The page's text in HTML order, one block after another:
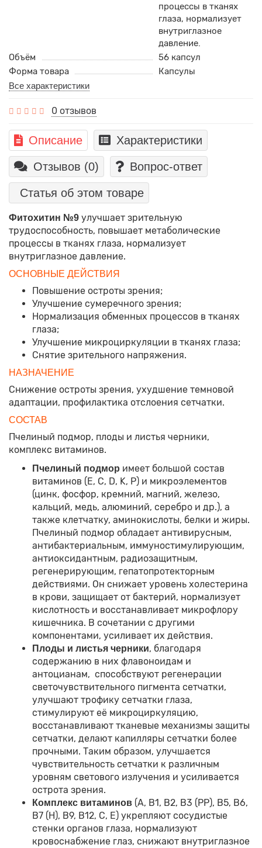
процессы в тканях
глаза, нормализует
внутриглазное
давление.
Объём
56 капсул
Форма товара
Капсулы
Все характеристики
0 отзывов
Описание Характеристики
Отзывов (0) Вопрос-ответ
Статья об этом товаре
Фитохитин №9 улучшает зрительную
трудоспособность, повышает метаболические
процессы в тканях глаза, нормализует
внутриглазное давление.
ОСНОВНЫЕ ДЕЙСТВИЯ
Повышение остроты зрения;
Улучшение сумеречного зрения;
Нормализация обменных процессов в тканях
глаза;
Улучшение микроциркуляции в тканях глаза;
Снятие зрительного напряжения.
НАЗНАЧЕНИЕ
Снижение остроты зрения, ухудшение темновой
адаптации, профилактика отслоения сетчатки.
СОСТАВ
Пчелиный подмор, плоды и листья черники,
комплекс витаминов.
Пчелиный подмор имеет большой состав
витаминов (E, C, D, K, P) и микроэлементов
(цинк, фосфор, кремний, магний, железо,
кальций, медь, алюминий, серебро и др.), а
также клетчатку, аминокислоты, белки и жиры.
Пчелиный подмор обладает антивирусным,
антибактериальным, иммуностимулирующим,
антиоксидантным, радиозащитным,
регенерирующим, гепатопротекторным
действиями. Он снижает уровень холестерина
в крови, защищает от бактерий, нормализует
кислотность и восстанавливает микрофлору
кишечника. В сочетании с другими
компонентами, усиливает их действия.
Плоды и листья черники, благодаря
содержанию в них флавоноидам и
антоцианам, способствуют регенерации
светочувствительного пигмента сетчатки,
улучшают трофику сетчатки глаза,
стимулируют её микроциркуляцию,
восстанавливают тканевые механизмы защиты
сетчатки, делают капилляры сетчатки более
прочными. Таким образом, улучшается
чувствительность сетчатки к различным
уровням светового излучения и усиливается
острота зрения.
Комплекс витаминов (А, В1, В2, В3 (РР), В5, В6,
В7 (Н), В9, В12, С, Е) укрепляют сосудистые
стенки органов глаза, нормализуют
кровоснабжение глаз, снижают внутриглазное